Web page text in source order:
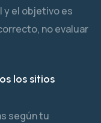
y el objetivo es
no evaluar
los sitios
según tu